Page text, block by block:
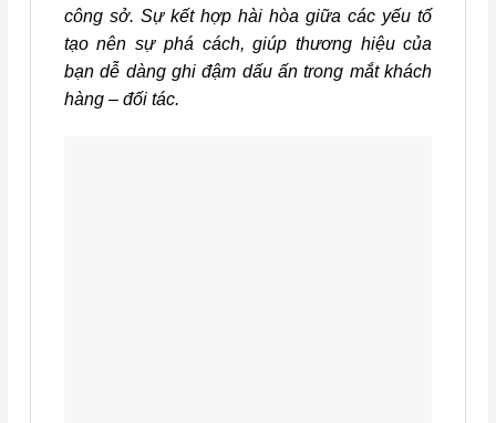
công sở. Sự kết hợp hài hòa giữa các yếu tố
tạo nên sự phá cách, giúp thương hiệu của
bạn dễ dàng ghi đậm dấu ấn trong mắt khách
hàng – đối tác.